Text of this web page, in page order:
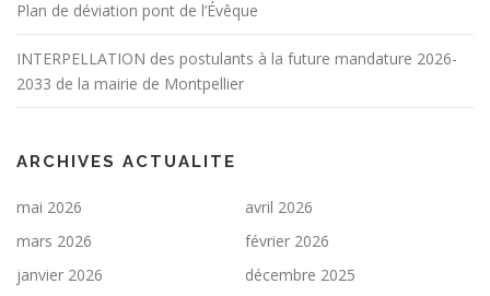
Plan de déviation pont de l’Évêque
INTERPELLATION des postulants à la future mandature 2026-
2033 de la mairie de Montpellier
ARCHIVES ACTUALITE
mai 2026
avril 2026
mars 2026
février 2026
janvier 2026
décembre 2025